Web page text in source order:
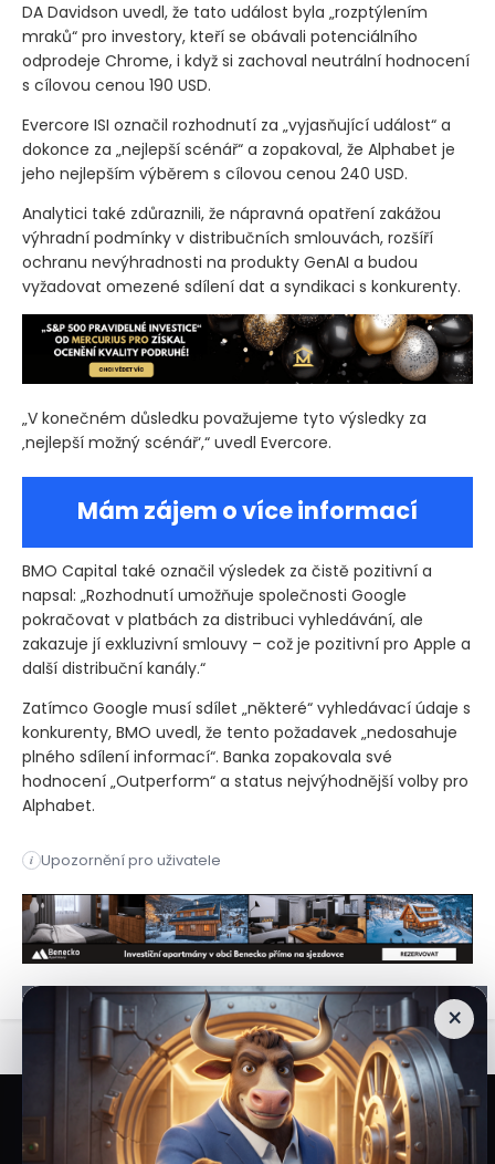
DA Davidson uvedl, že tato událost byla „rozptýlením
mraků“ pro investory, kteří se obávali potenciálního
odprodeje Chrome, i když si zachoval neutrální hodnocení
s cílovou cenou 190 USD.
Evercore ISI označil rozhodnutí za „vyjasňující událost“ a
dokonce za „nejlepší scénář“ a zopakoval, že Alphabet je
jeho nejlepším výběrem s cílovou cenou 240 USD.
Analytici také zdůraznili, že nápravná opatření zakážou
výhradní podmínky v distribučních smlouvách, rozšíří
ochranu nevýhradnosti na produkty GenAI a budou
vyžadovat omezené sdílení dat a syndikaci s konkurenty.
„V konečném důsledku považujeme tyto výsledky za
‚nejlepší možný scénář‘,“ uvedl Evercore.
Mám zájem o více informací
BMO Capital také označil výsledek za čistě pozitivní a
napsal: „Rozhodnutí umožňuje společnosti Google
pokračovat v platbách za distribuci vyhledávání, ale
zakazuje jí exkluzivní smlouvy – což je pozitivní pro Apple a
další distribuční kanály.“
Zatímco Google musí sdílet „některé“ vyhledávací údaje s
konkurenty, BMO uvedl, že tento požadavek „nedosahuje
plného sdílení informací“. Banka zopakovala své
hodnocení „Outperform“ a status nejvýhodnější volby pro
Alphabet.
i Upozornění pro uživatele
Akcie společnosti Alphabet prudce vzrostly poté, co
×
Veškeré informace a materiály zveřejněné na internetových stránkách
Burzovního Světa vycházejí z veřejně dostupných a důvěryhodných zdrojů. Při